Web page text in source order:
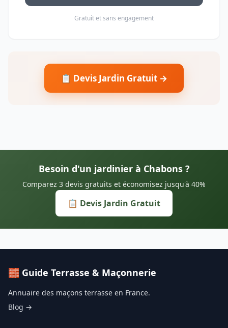
Gratuit et sans engagement
📋 Devis Jardin Gratuit →
Besoin d'un jardinier à Chabons ?
Comparez 3 devis gratuits et économisez jusqu'à 40%
📋 Devis Jardin Gratuit
🧱 Guide Terrasse & Maçonnerie
Annuaire des maçons terrasse en France.
Blog →